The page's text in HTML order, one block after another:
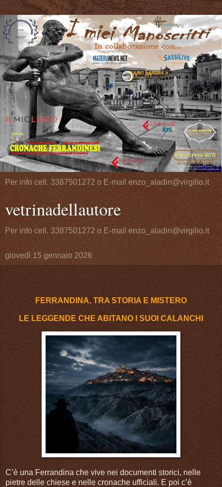
Per info cell. 3387501272 o E-mail enzo_aladin@virgilio.it
vetrinadellautore
Per info cell. 3387501272 o E-mail enzo_aladin@virgilio.it
giovedì 15 gennaio 2026
FERRANDINA, TRA STORIA E MISTERO
LE LEGGENDE CHE ABITANO I SUOI CALANCHI
C’è una Ferrandina che vive nei documenti storici, nelle
pietre delle chiese e nelle cronache ufficiali. E poi c’è